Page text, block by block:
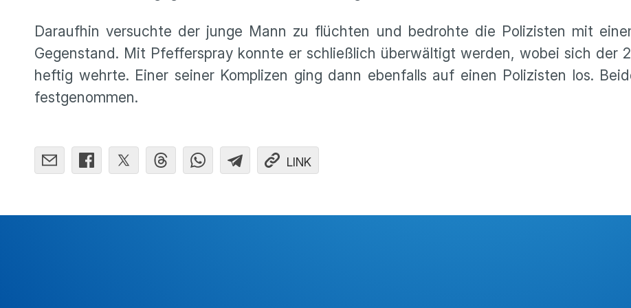
Daraufhin versuchte der junge Mann zu flüchten und bedrohte die Polizisten mit
Gegenstand. Mit Pfefferspray konnte er schließlich überwältigt werden, wobei sich der
heftig wehrte. Einer seiner Komplizen ging dann ebenfalls auf einen Polizisten los.
festgenommen.
LINK